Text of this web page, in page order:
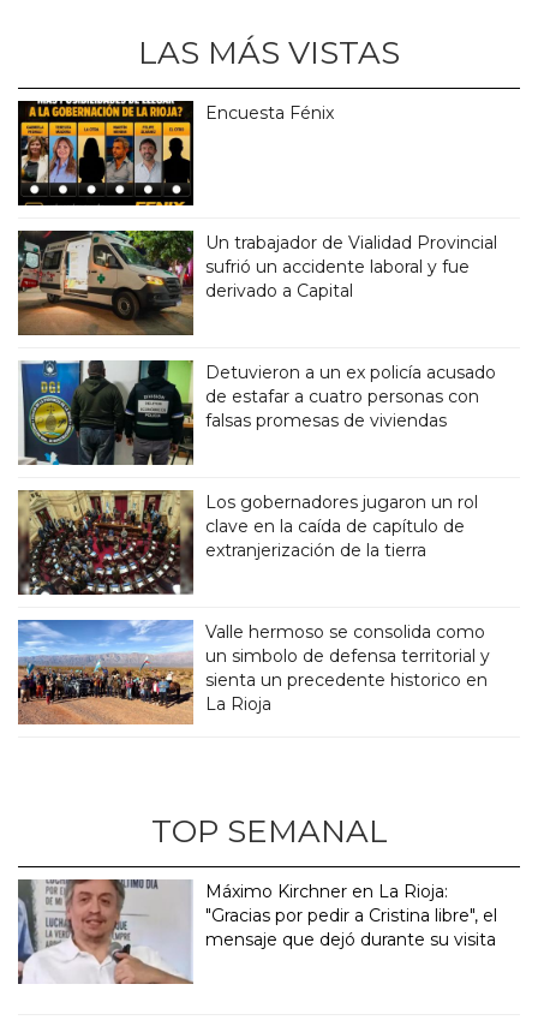
LAS MÁS VISTAS
Encuesta Fénix
Un trabajador de Vialidad Provincial
sufrió un accidente laboral y fue
derivado a Capital
Detuvieron a un ex policía acusado
de estafar a cuatro personas con
falsas promesas de viviendas
Los gobernadores jugaron un rol
clave en la caída de capítulo de
extranjerización de la tierra
Valle hermoso se consolida como
un simbolo de defensa territorial y
sienta un precedente historico en
La Rioja
TOP SEMANAL
Máximo Kirchner en La Rioja:
"Gracias por pedir a Cristina libre", el
mensaje que dejó durante su visita